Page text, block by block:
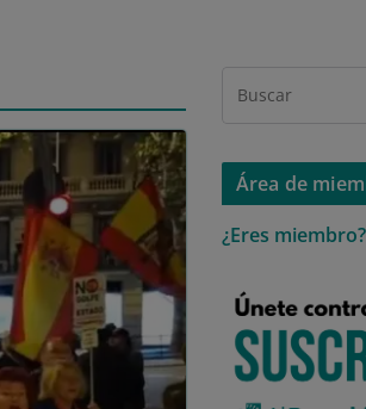
Área de
¿Eres miembro?